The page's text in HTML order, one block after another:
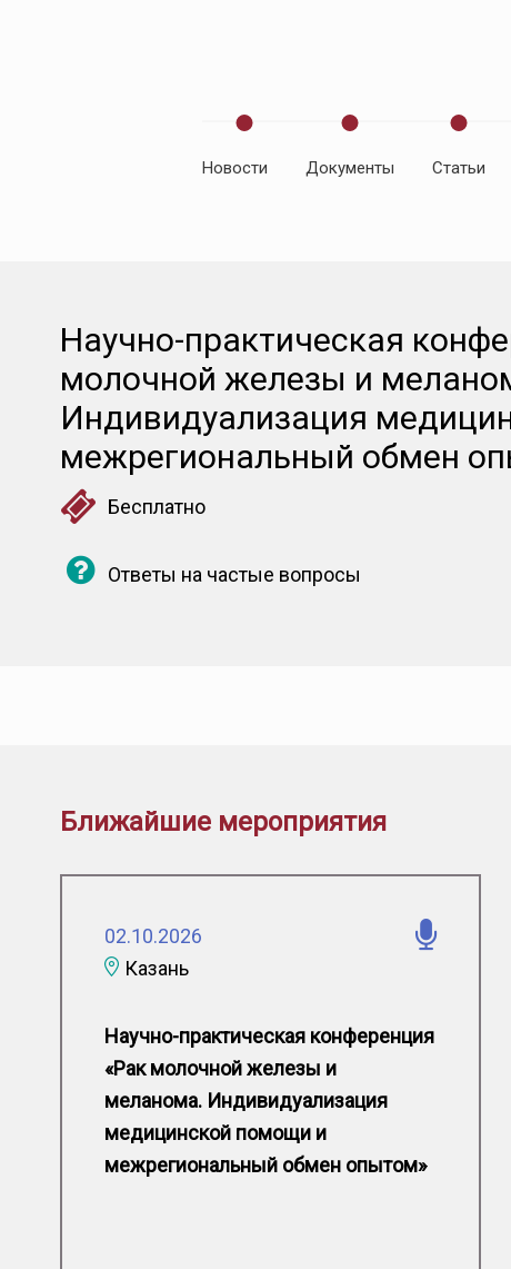
Новости Документы Статьи
при HR+/
РМЖ
Научно-практическая
молочной железы и
Индивидуализация
межрегиональный обмен
Бесплатно
Ответы на частые вопросы
Ближайшие мероприятия
02.10.2026
Казань
Научно-практическая конференция
«Рак молочной железы и
меланома. Индивидуализация
медицинской помощи и
межрегиональный обмен опытом»